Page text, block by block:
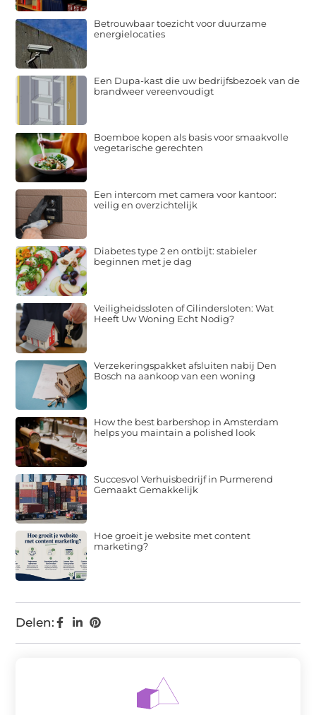
Delen:
Betrouwbaar toezicht voor duurzame
energielocaties
Een Dupa-kast die uw bedrijfsbezoek van de
brandweer vereenvoudigt
Boemboe kopen als basis voor smaakvolle
vegetarische gerechten
Een intercom met camera voor kantoor:
veilig en overzichtelijk
Diabetes type 2 en ontbijt: stabieler
beginnen met je dag
Veiligheidssloten of Cilindersloten: Wat
Heeft Uw Woning Echt Nodig?
Verzekeringspakket afsluiten nabij Den
Bosch na aankoop van een woning
How the best barbershop in Amsterdam
helps you maintain a polished look
Succesvol Verhuisbedrijf in Purmerend
Gemaakt Gemakkelijk
Hoe groeit je website met content
marketing?